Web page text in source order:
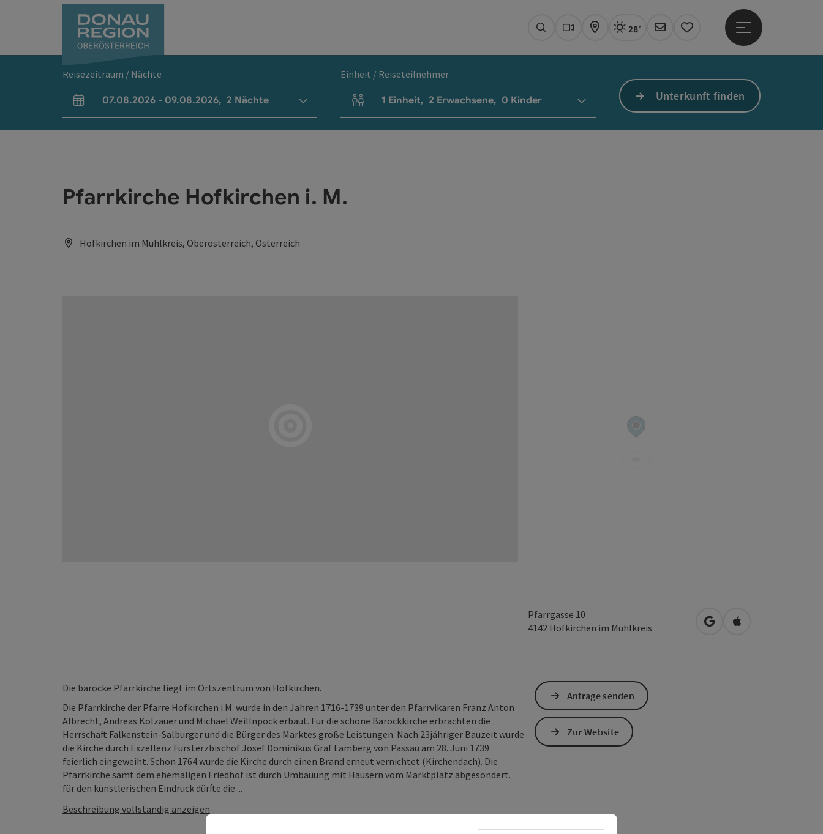
SuchenWebcams
KarteAktuelles Wetter Linz, sonnig
28°
Newsletter
Merkzettel
Hauptmenü öffnen
Reisezeitraum / Nächte
An- und Abreisefelder
07.08.2026 - 09.08.2026, 2 Nächte
Einheit / Reiseteilnehmer
Einheitenanzahl und Personenfelder
1 Einheit, 2 Erwachsene, 0 Kinder Unterkunft finden
Pfarrkirche Hofkirchen i. M.
Hofkirchen im Mühlkreis, Oberösterreich, Österreich
Pfarrgasse 10
4142 Hofkirchen im Mühlkreis in Google Maps öffnen
in Apple Maps
Die barocke Pfarrkirche liegt im Ortszentrum von Hofkirchen.
Die Pfarrkirche der Pfarre Hofkirchen i.M. wurde in den Jahren 1716-1739 unter den Pfarrvikaren Franz Anton
Albrecht, Andreas Kolzauer und Michael Weillnpöck erbaut. Für die schöne Barockkirche erbrachten die
Herrschaft Falkenstein-Salburger und die Bürger des Marktes große Leistungen. Nach 23jähriger Bauzeit wurde
die Kirche durch Exzellenz Fürsterzbischof Josef Dominikus Graf Lamberg von Passau am 28. Juni 1739
feierlich eingeweiht. Schon 1764 wurde die Kirche durch einen Brand erneut vernichtet (Kirchendach). Die
Pfarrkirche samt dem ehemaligen Friedhof ist durch Umbauung mit Häusern vom Marktplatz abgesondert.
für den künstlerischen Eindruck dürfte die ...
Beschreibung vollständig anzeigen
Anfrage senden
Zur Website